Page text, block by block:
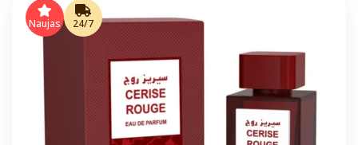
was:
€5.00.
€4.00.
Naujas 24/7